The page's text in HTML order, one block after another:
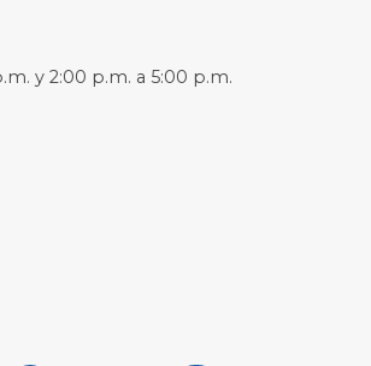
y 2:00 p.m. a 5:00 p.m.